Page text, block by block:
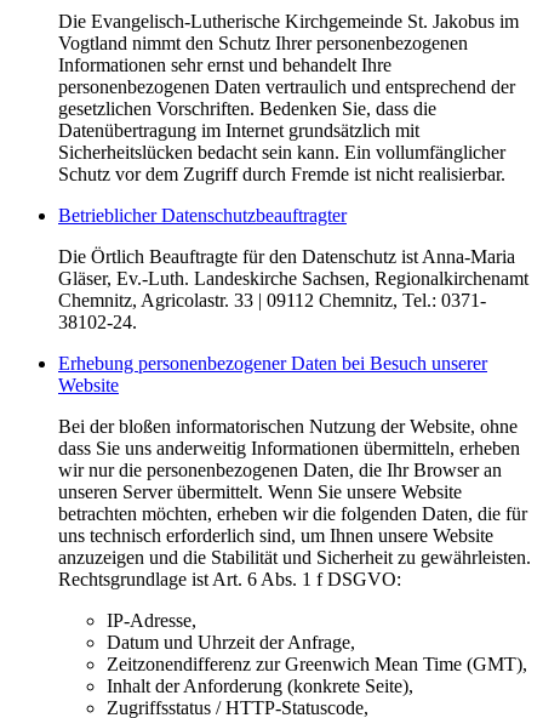
Die Evangelisch-Lutherische Kirchgemeinde St. Jakobus im
Vogtland nimmt den Schutz Ihrer personenbezogenen
Informationen sehr ernst und behandelt Ihre
personenbezogenen Daten vertraulich und entsprechend der
gesetzlichen Vorschriften. Bedenken Sie, dass die
Datenübertragung im Internet grundsätzlich mit
Sicherheitslücken bedacht sein kann. Ein vollumfänglicher
Schutz vor dem Zugriff durch Fremde ist nicht realisierbar.
Betrieblicher Datenschutzbeauftragter
Die Örtlich Beauftragte für den Datenschutz ist Anna-Maria
Gläser, Ev.-Luth. Landeskirche Sachsen, Regionalkirchenamt
Chemnitz, Agricolastr. 33 | 09112 Chemnitz, Tel.: 0371-
38102-24.
Erhebung personenbezogener Daten bei Besuch unserer
Website
Bei der bloßen informatorischen Nutzung der Website, ohne
dass Sie uns anderweitig Informationen übermitteln, erheben
wir nur die personenbezogenen Daten, die Ihr Browser an
unseren Server übermittelt. Wenn Sie unsere Website
betrachten möchten, erheben wir die folgenden Daten, die für
uns technisch erforderlich sind, um Ihnen unsere Website
anzuzeigen und die Stabilität und Sicherheit zu gewährleisten.
Rechtsgrundlage ist Art. 6 Abs. 1 f DSGVO:
IP-Adresse,
Datum und Uhrzeit der Anfrage,
Zeitzonendifferenz zur Greenwich Mean Time (GMT),
Inhalt der Anforderung (konkrete Seite),
Zugriffsstatus / HTTP-Statuscode,